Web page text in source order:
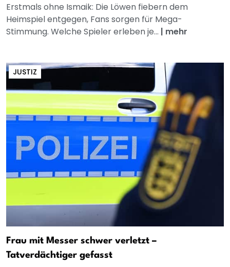
Erstmals ohne Ismaik: Die Löwen fiebern dem
Heimspiel entgegen, Fans sorgen für Mega-
Stimmung. Welche Spieler erleben je... | mehr
JUSTIZ
Frau mit Messer schwer verletzt –
Tatverdächtiger gefasst